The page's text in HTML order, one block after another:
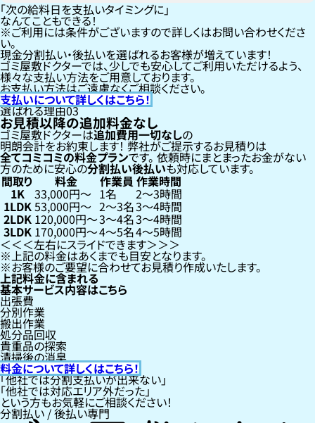
「次の給料日を支払いタイミングに」
なんてこともできる！
ご利用には条件がございますので詳しくはお問い合わせくださ
い。
現金分割払い・後払いを選ばれるお客様が増えています！
ゴミ屋敷ドクターでは、少しでも安心してご利用いただけるよう、
様々な支払い方法をご用意しております。
お支払い方法はご遠慮なくご相談ください。
支払いについて詳しくはこちら！
選ばれる理由03
お見積以降の追加料金なし
ゴミ屋敷ドクターは追加費用一切なしの
明朗会計をお約束します！弊社がご提示するお見積りは
全てコミコミの料金プランです。依頼時にまとまったお金がない
方のために安心の分割払い後払いも対応しています。
間取り 料金 作業員 作業時間
1K 33,000円〜 1名 2〜3時間
1LDK53,000円〜 2〜3名3〜4時間
2LDK 120,000円〜3〜4名3〜4時間
3LDK 170,000円〜4〜5名4〜5時間
左右にスライドできます
上記の料金はあくまでも目安となります。
お客様のご要望に合わせてお見積り作成いたします。
上記料金に含まれる
基本サービス内容はこちら
出張費
分別作業
搬出作業
処分品回収
貴重品の探索
清掃後の消臭
料金について詳しくはこちら！
「他社では分割支払いが出来ない」
「他社では対応エリア外だった」
という方もお気軽にご相談ください！
分割払い / 後払い専門